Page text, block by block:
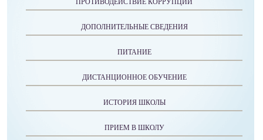
ПРОТИВОДЕЙСТВИЕ КОРРУПЦИИ
ДОПОЛНИТЕЛЬНЫЕ СВЕДЕНИЯ
ПИТАНИЕ
ДИСТАНЦИОННОЕ ОБУЧЕНИЕ
ИСТОРИЯ ШКОЛЫ
ПРИЕМ В ШКОЛУ